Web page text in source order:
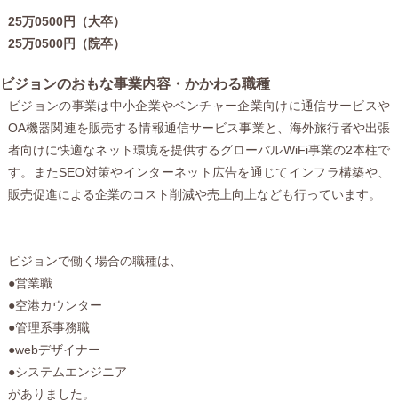
25万0500円（大卒）
25万0500円（院卒）
ビジョンのおもな事業内容・かかわる職種
ビジョンの事業は中小企業やベンチャー企業向けに通信サービスや
OA機器関連を販売する情報通信サービス事業と、海外旅行者や出張
者向けに快適なネット環境を提供するグローバルWiFi事業の2本柱で
す。またSEO対策やインターネット広告を通じてインフラ構築や、
販売促進による企業のコスト削減や売上向上なども行っています。
ビジョンで働く場合の職種は、
●営業職
●空港カウンター
●管理系事務職
●webデザイナー
●システムエンジニア
がありました。